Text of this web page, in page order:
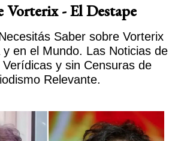
Vorterix - El Destape
Saber sobre Vorterix
y en el Mundo. Las Noticias de
y sin Censuras de
Relevante.